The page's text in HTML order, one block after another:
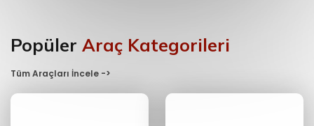
Popüler Araç Kategorileri
Tüm Araçları İncele ->